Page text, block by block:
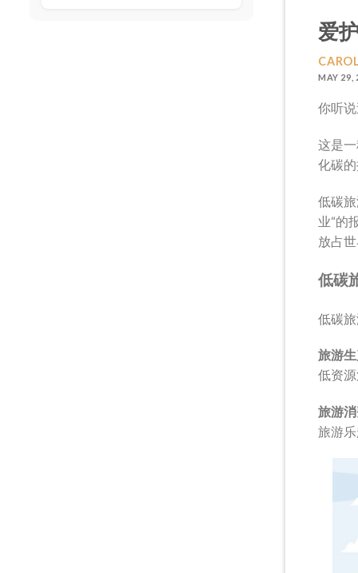
爱
MAY 29,
你听
这是
化碳
低碳
业“的
放占
低碳
低碳
旅游
低资
旅游
旅游